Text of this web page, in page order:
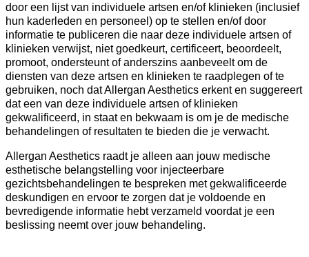
door een lijst van individuele artsen en/of klinieken (inclusief
hun kaderleden en personeel) op te stellen en/of door
informatie te publiceren die naar deze individuele artsen of
klinieken verwijst, niet goedkeurt, certificeert, beoordeelt,
promoot, ondersteunt of anderszins aanbeveelt om de
diensten van deze artsen en klinieken te raadplegen of te
gebruiken, noch dat Allergan Aesthetics erkent en suggereert
dat een van deze individuele artsen of klinieken
gekwalificeerd, in staat en bekwaam is om je de medische
behandelingen of resultaten te bieden die je verwacht.
Allergan Aesthetics raadt je alleen aan jouw medische
esthetische belangstelling voor injecteerbare
gezichtsbehandelingen te bespreken met gekwalificeerde
deskundigen en ervoor te zorgen dat je voldoende en
bevredigende informatie hebt verzameld voordat je een
beslissing neemt over jouw behandeling.